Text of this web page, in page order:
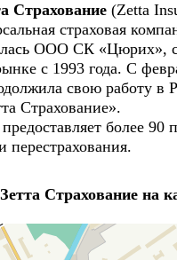
Страхование (Zetta
страховая
ООО СК «Цюрих»,
с 1993 года. С
свою работу в
Страхование».
более 90
перестрахования.
Зетта Страхование на